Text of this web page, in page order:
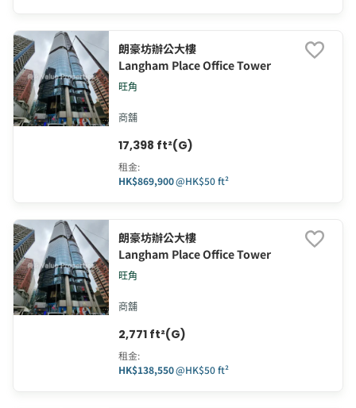
朗豪坊辦公大樓
Langham Place Office Tower
旺角
商舖
17,398 ft²(G)
租金:
HK$869,900@HK$50 ft²
朗豪坊辦公大樓
Langham Place Office Tower
旺角
商舖
2,771 ft²(G)
租金:
HK$138,550@HK$50 ft²